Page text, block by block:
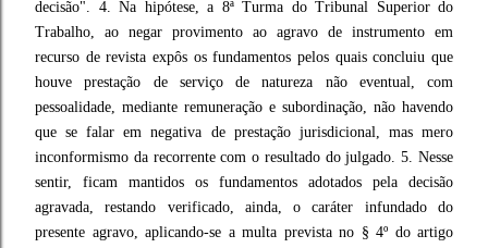
decisão". 4. Na hipótese, a 8ª Turma do Tribunal Superior do
Trabalho, ao negar provimento ao agravo de instrumento em
recurso de revista expôs os fundamentos pelos quais concluiu que
houve prestação de serviço de natureza não eventual, com
pessoalidade, mediante remuneração e subordinação, não havendo
que se falar em negativa de prestação jurisdicional, mas mero
inconformismo da recorrente com o resultado do julgado. 5. Nesse
sentir, ficam mantidos os fundamentos adotados pela decisão
agravada, restando verificado, ainda, o caráter infundado do
presente agravo, aplicando-se a multa prevista no § 4º do artigo